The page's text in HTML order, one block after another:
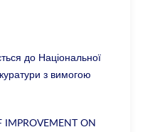
до Національної
з вимогою
IMPROVEMENT ON